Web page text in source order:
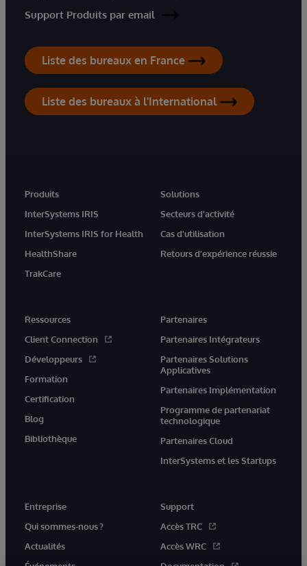
Support Produits par email
Liste des bureaux en France
Liste des bureaux à l'International
Produits
InterSystems IRIS
InterSystems IRIS for Health
HealthShare
TrakCare
Solutions
Secteurs d'activité
Cas d'utilisation
Retours d'expérience réussie
Ressources
Client Connection
Développeurs
Formation
Certification
Blog
Bibliothèque
Partenaires
Partenaires Intégrateurs
Partenaires Solutions
Applicatives
Partenaires Implémentation
Programme de partenariat
technologique
Partenaires Cloud
InterSystems et les Startups
Entreprise
Qui sommes-nous ?
Actualités
Support
Accès TRC
Accès WRC